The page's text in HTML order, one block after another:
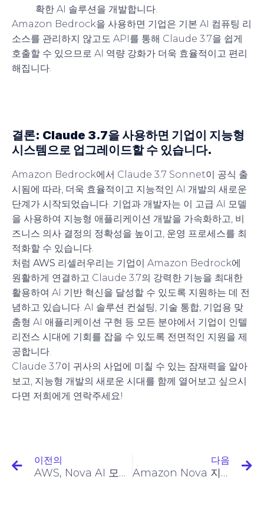
확한 AI 솔루션을 개발합니다.
Amazon Bedrock을 사용하면 기업은 기본 AI 컴퓨팅 리
소스를 관리하지 않고도 API를 통해 Claude 3.7을 쉽게
호출할 수 있으므로 AI 역량 강화가 더욱 효율적이고 편리
해집니다.
결론: Claude 3.7을 사용하면 기업이 지능형
시스템으로 업그레이드할 수 있습니다.
Amazon Bedrock에서 Claude 3.7 Sonnet이 공식 출
시됨에 따라, 더욱 효율적이고 지능적인 AI 개발의 새로운
단계가 시작되었습니다. 기업과 개발자는 이 고급 AI 모델
을 사용하여 지능형 애플리케이션 개발을 가속화하고, 비
즈니스 의사 결정의 정확성을 높이고, 운영 프로세스를 최
적화할 수 있습니다.
처럼 AWS 리셀러우리는 기업이 Amazon Bedrock에
원활하게 연결하고 Claude 3.7의 강력한 기능을 최대한
활용하여 AI 기반 혁신을 달성할 수 있도록 지원하는 데 전
념하고 있습니다. AI 솔루션 컨설팅, 기술 통합, 기업용 맞
춤형 AI 애플리케이션 구현 등 모든 분야에서 기업이 인텔
리전스 시대에 기회를 잡을 수 있도록 전면적인 지원을 제
공합니다.
Claude 3.7이 귀사의 사업에 미칠 수 있는 잠재력을 알아
보고, 지능형 개발의 새로운 시대를 함께 열어보고 싶으시
다면 저희에게 연락주세요!
이전의
AWS, Nova AI 모델, Trainium3 칩, 수천억 달러 규모의 인프라 투자 발표
다음
Amazon Nova 지역 처리 서비스는 기업이 생성적 AI를 효율적으로 배포하도록 지원합니다.